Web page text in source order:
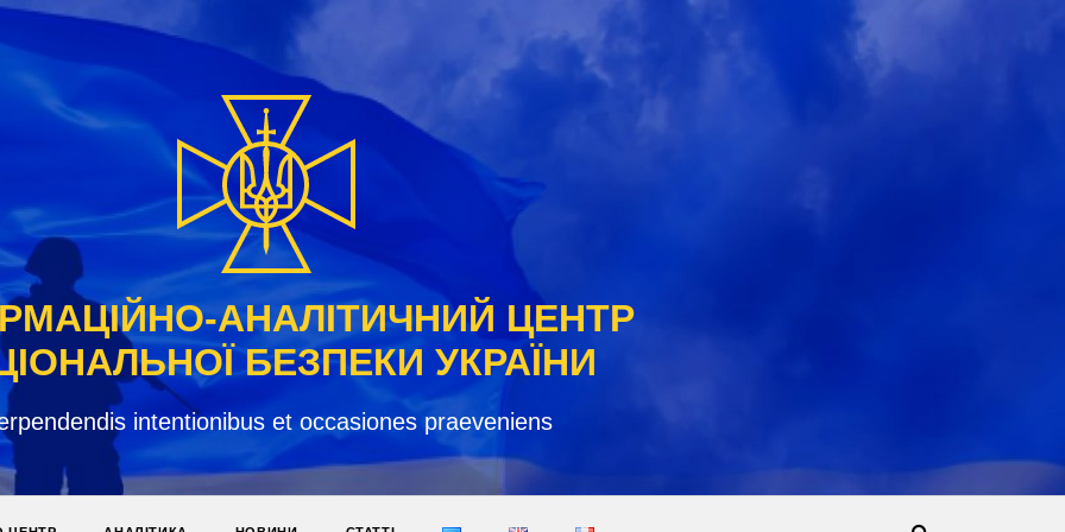
АНАЛІТИЧНИЙ ЦЕНТР
БЕЗПЕКИ УКРАЇНИ
intentionibus et occasiones praeveniens